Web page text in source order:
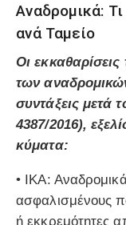
Αναδρομικά: Τι
ανά Ταμείο
Οι
των
συντάξεις μετά
4387/2016),
κύματα:
• ΙΚΑ:
ασφαλισμένους
ή εκκρεμότητες